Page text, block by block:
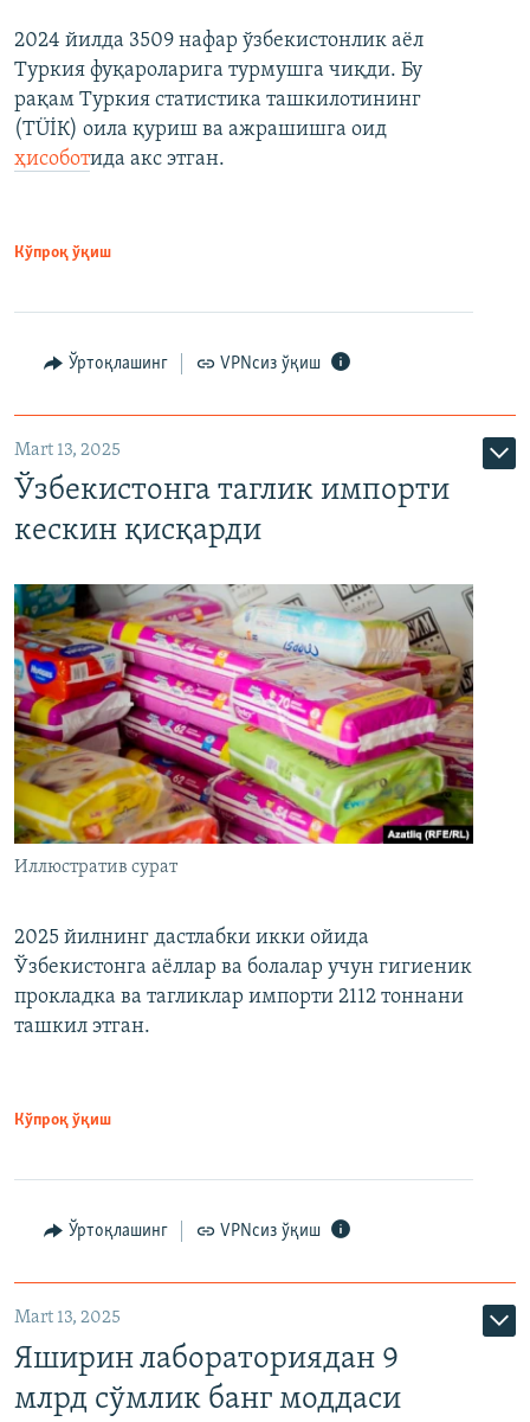
2024 йилда 3509 нафар ўзбекистонлик аёл
Туркия фуқароларига турмушга чиқди. Бу
рақам Туркия статистика ташкилотининг
(ТÜİК) оила қуриш ва ажрашишга оид
ҳисоботида акс этган.
Кўпроқ ўқиш
Ўртоқлашинг VPNсиз ўқиш
Mart 13, 2025
Ўзбекистонга таглик импорти
кескин қисқарди
Иллюстратив сурат
2025 йилнинг дастлабки икки ойида
Ўзбекистонга аёллар ва болалар учун гигиеник
прокладка ва тагликлар импорти 2112 тоннани
ташкил этган.
Кўпроқ ўқиш
Ўртоқлашинг VPNсиз ўқиш
Mart 13, 2025
Яширин лабораториядан 9
млрд сўмлик банг моддаси